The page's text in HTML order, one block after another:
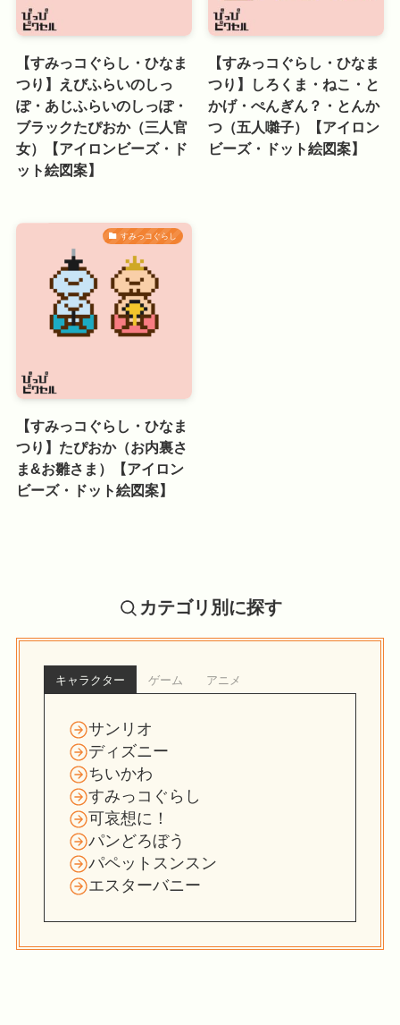
【すみっコぐらし・ひなま
つり】えびふらいのしっ
ぽ・あじふらいのしっぽ・
ブラックたぴおか（三人官
女）【アイロンビーズ・ド
ット絵図案】
【すみっコぐらし・ひなま
つり】しろくま・ねこ・と
かげ・ぺんぎん？・とんか
つ（五人囃子）【アイロン
ビーズ・ドット絵図案】
すみっコぐらし
【すみっコぐらし・ひなま
つり】たぴおか（お内裏さ
ま&お雛さま）【アイロン
ビーズ・ドット絵図案】
カテゴリ別に探す
キャラクター ゲーム アニメ
サンリオ
ディズニー
ちいかわ
すみっコぐらし
可哀想に！
パンどろぼう
パペットスンスン
エスターバニー